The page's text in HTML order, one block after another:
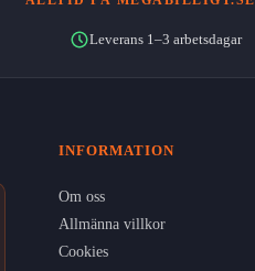
Leverans 1–3 arbetsdagar
INFORMATION
Om oss
Allmänna villkor
Cookies